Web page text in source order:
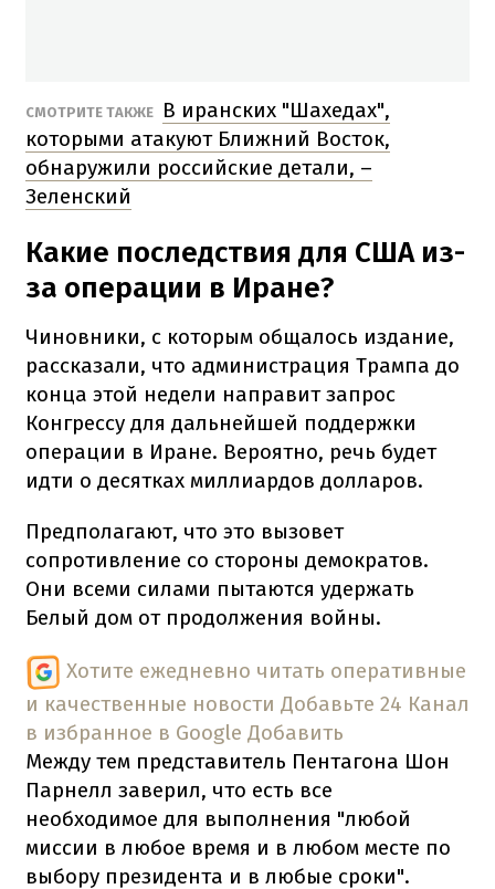
СМОТРИТЕ ТАКЖЕ
В иранских "Шахедах",
которыми атакуют Ближний Восток,
обнаружили российские детали, –
Зеленский
Какие последствия для США из-
за операции в Иране?
Чиновники, с которым общалось издание,
рассказали, что администрация Трампа до
конца этой недели направит запрос
Конгрессу для дальнейшей поддержки
операции в Иране. Вероятно, речь будет
идти о десятках миллиардов долларов.
Предполагают, что это вызовет
сопротивление со стороны демократов.
Они всеми силами пытаются удержать
Белый дом от продолжения войны.
Хотите ежедневно читать оперативные
и качественные новости Добавьте 24 Канал
в избранное в Google Добавить
Между тем представитель Пентагона Шон
Парнелл заверил, что есть все
необходимое для выполнения "любой
миссии в любое время и в любом месте по
выбору президента и в любые сроки".